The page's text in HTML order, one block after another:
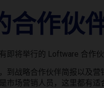
合作伙
即将举行的 Loftware 合作伙
到战略合作伙伴简报以及
市场营销人员，这里都有适